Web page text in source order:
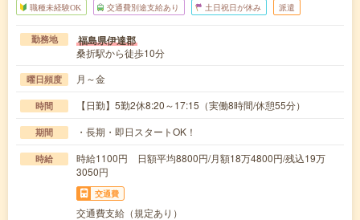
職種未経験OK 交通費別途支給あり 土日祝日が休み 派遣
勤務地 福島県伊達郡
桑折駅から徒歩10分
曜日頻度 月～金
時間 【日勤】5勤2休8:20～17:15（実働8時間/休憩55分）
期間 ・長期・即日スタートOK！
時給
時給1100円 日額平均8800円/月額18万4800円/残込19万
3050円
交通費
交通費支給（規定あり）